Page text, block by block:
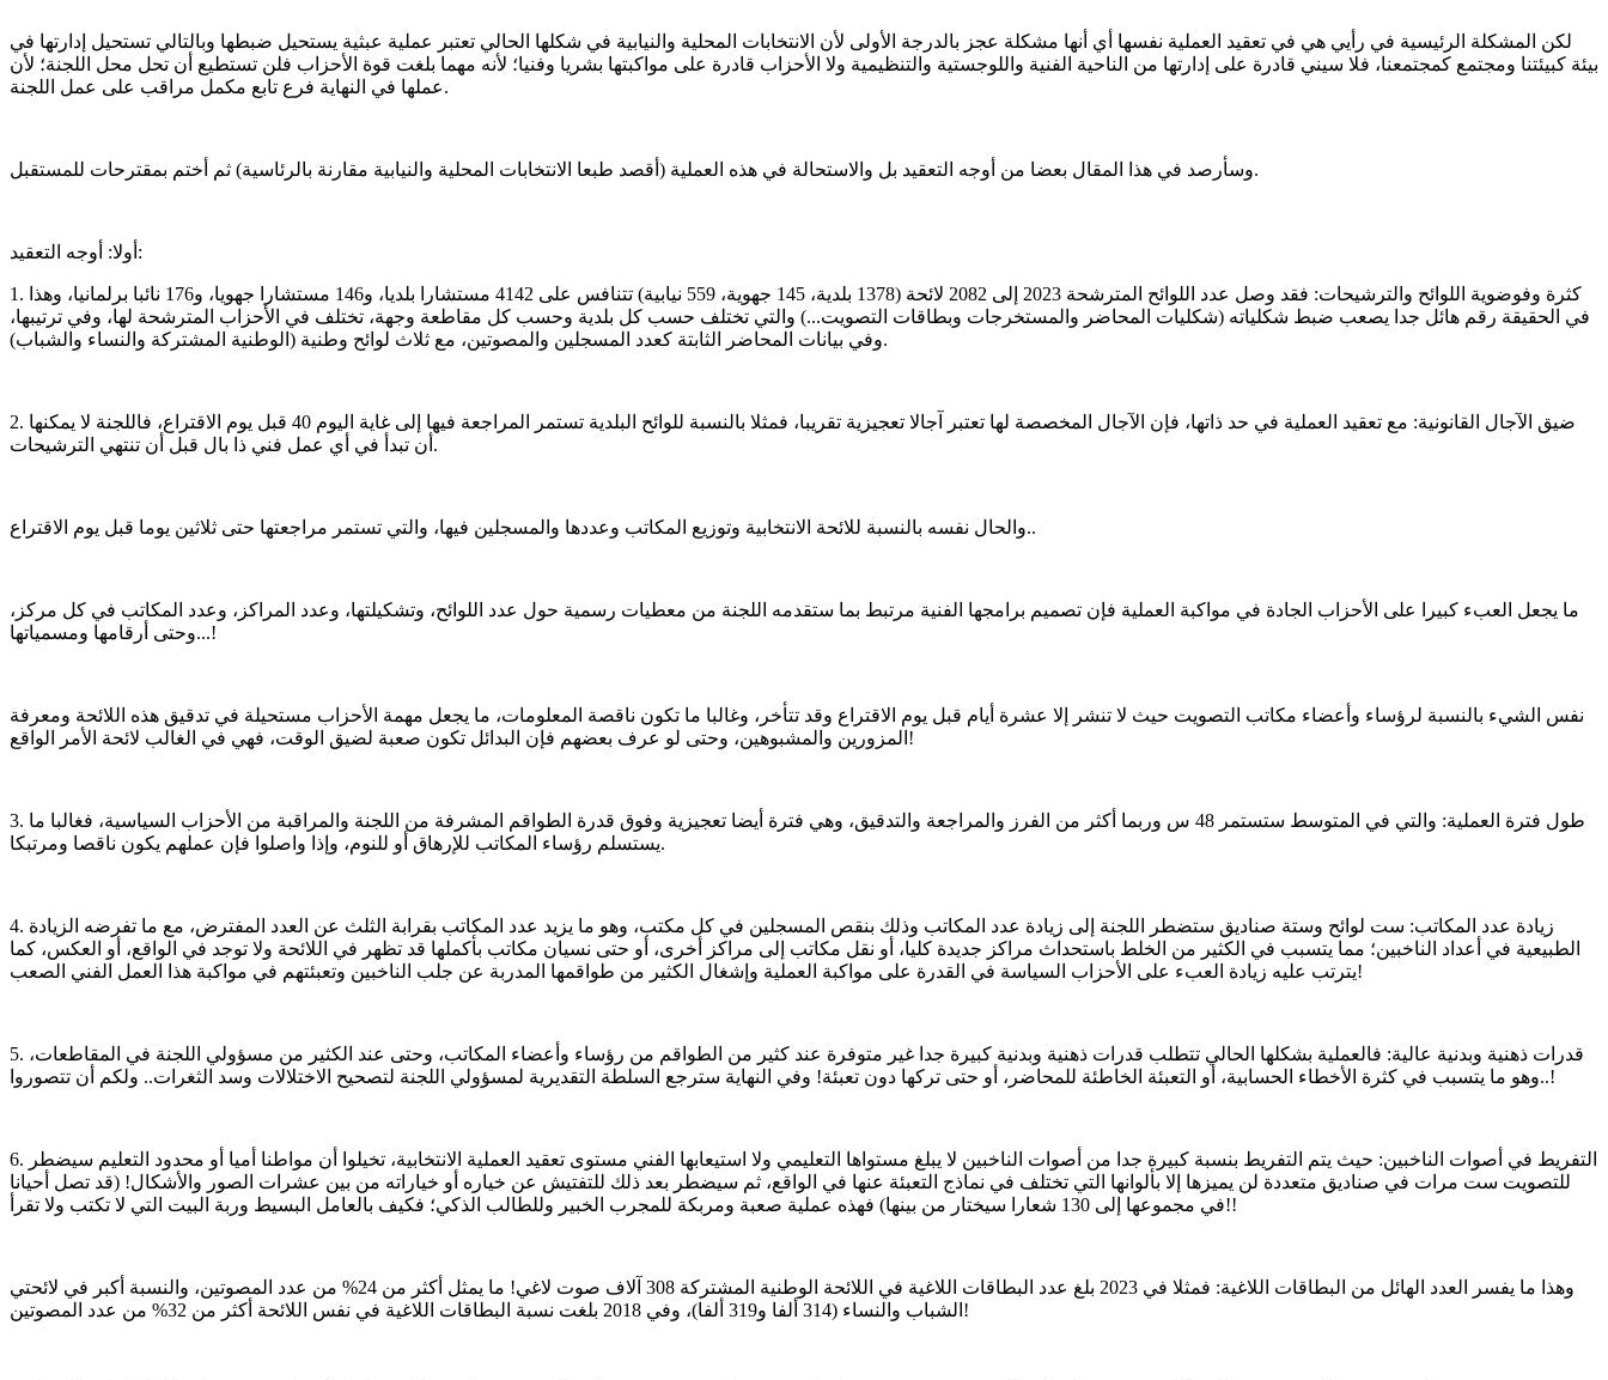
لكن المشكلة الرئيسية في رأيي هي في تعقيد العملية نفسها أي أنها مشكلة عجز بالدرجة الأولى لأن الانتخابات المحلية والنيابية في شكلها الحالي تعتبر عملية عبثية يستحيل ضبطها وبالتالي تستحيل إدارتها في
بيئة كبيئتنا ومجتمع كمجتمعنا، فلا سيني قادرة على إدارتها من الناحية الفنية واللوجستية والتنظيمية ولا الأحزاب قادرة على مواكبتها بشريا وفنيا؛ لأنه مهما بلغت قوة الأحزاب فلن تستطيع أن تحل محل اللجنة؛ لأن
عملها في النهاية فرع تابع مكمل مراقب على عمل اللجنة.
وسأرصد في هذا المقال بعضا من أوجه التعقيد بل والاستحالة في هذه العملية (أقصد طبعا الانتخابات المحلية والنيابية مقارنة بالرئاسية) ثم أختم بمقترحات للمستقبل.
أولا: أوجه التعقيد:
1. كثرة وفوضوية اللوائح والترشيحات: فقد وصل عدد اللوائح المترشحة 2023 إلى 2082 لائحة (1378 بلدية، 145 جهوية، 559 نيابية) تتنافس على 4142 مستشارا بلديا، و146 مستشارا جهويا، و176 نائبا برلمانيا، وهذا
في الحقيقة رقم هائل جدا يصعب ضبط شكلياته (شكليات المحاضر والمستخرجات وبطاقات التصويت...) والتي تختلف حسب كل بلدية وحسب كل مقاطعة وجهة، تختلف في الأحزاب المترشحة لها، وفي ترتيبها،
وفي بيانات المحاضر الثابتة كعدد المسجلين والمصوتين، مع ثلاث لوائح وطنية (الوطنية المشتركة والنساء والشباب).
2. ضيق الآجال القانونية: مع تعقيد العملية في حد ذاتها، فإن الآجال المخصصة لها تعتبر آجالا تعجيزية تقريبا، فمثلا بالنسبة للوائح البلدية تستمر المراجعة فيها إلى غاية اليوم 40 قبل يوم الاقتراع، فاللجنة لا يمكنها
أن تبدأ في أي عمل فني ذا بال قبل أن تنتهي الترشيحات.
والحال نفسه بالنسبة للائحة الانتخابية وتوزيع المكاتب وعددها والمسجلين فيها، والتي تستمر مراجعتها حتى ثلاثين يوما قبل يوم الاقتراع..
ما يجعل العبء كبيرا على الأحزاب الجادة في مواكبة العملية فإن تصميم برامجها الفنية مرتبط بما ستقدمه اللجنة من معطيات رسمية حول عدد اللوائح، وتشكيلتها، وعدد المراكز، وعدد المكاتب في كل مركز،
وحتى أرقامها ومسمياتها...!
نفس الشيء بالنسبة لرؤساء وأعضاء مكاتب التصويت حيث لا تنشر إلا عشرة أيام قبل يوم الاقتراع وقد تتأخر، وغالبا ما تكون ناقصة المعلومات، ما يجعل مهمة الأحزاب مستحيلة في تدقيق هذه اللائحة ومعرفة
المزورين والمشبوهين، وحتى لو عرف بعضهم فإن البدائل تكون صعبة لضيق الوقت، فهي في الغالب لائحة الأمر الواقع!
3. طول فترة العملية: والتي في المتوسط ستستمر 48 س وربما أكثر من الفرز والمراجعة والتدقيق، وهي فترة أيضا تعجيزية وفوق قدرة الطواقم المشرفة من اللجنة والمراقبة من الأحزاب السياسية، فغالبا ما
يستسلم رؤساء المكاتب للإرهاق أو للنوم، وإذا واصلوا فإن عملهم يكون ناقصا ومرتبكا.
4. زيادة عدد المكاتب: ست لوائح وستة صناديق ستضطر اللجنة إلى زيادة عدد المكاتب وذلك بنقص المسجلين في كل مكتب، وهو ما يزيد عدد المكاتب بقرابة الثلث عن العدد المفترض، مع ما تفرضه الزيادة
الطبيعية في أعداد الناخبين؛ مما يتسبب في الكثير من الخلط باستحداث مراكز جديدة كليا، أو نقل مكاتب إلى مراكز أخرى، أو حتى نسيان مكاتب بأكملها قد تظهر في اللائحة ولا توجد في الواقع، أو العكس، كما
يترتب عليه زيادة العبء على الأحزاب السياسة في القدرة على مواكبة العملية وإشغال الكثير من طواقمها المدربة عن جلب الناخبين وتعبئتهم في مواكبة هذا العمل الفني الصعب!
5. قدرات ذهنية وبدنية عالية: فالعملية بشكلها الحالي تتطلب قدرات ذهنية وبدنية كبيرة جدا غير متوفرة عند كثير من الطواقم من رؤساء وأعضاء المكاتب، وحتى عند الكثير من مسؤولي اللجنة في المقاطعات،
وهو ما يتسبب في كثرة الأخطاء الحسابية، أو التعبئة الخاطئة للمحاضر، أو حتى تركها دون تعبئة! وفي النهاية سترجع السلطة التقديرية لمسؤولي اللجنة لتصحيح الاختلالات وسد الثغرات.. ولكم أن تتصوروا..!
6. التفريط في أصوات الناخبين: حيث يتم التفريط بنسبة كبيرة جدا من أصوات الناخبين لا يبلغ مستواها التعليمي ولا استيعابها الفني مستوى تعقيد العملية الانتخابية، تخيلوا أن مواطنا أميا أو محدود التعليم سيضطر
للتصويت ست مرات في صناديق متعددة لن يميزها إلا بألوانها التي تختلف في نماذج التعبئة عنها في الواقع، ثم سيضطر بعد ذلك للتفتيش عن خياره أو خياراته من بين عشرات الصور والأشكال! (قد تصل أحيانا
في مجموعها إلى 130 شعارا سيختار من بينها) فهذه عملية صعبة ومربكة للمجرب الخبير وللطالب الذكي؛ فكيف بالعامل البسيط وربة البيت التي لا تكتب ولا تقرأ!!
وهذا ما يفسر العدد الهائل من البطاقات اللاغية: فمثلا في 2023 بلغ عدد البطاقات اللاغية في اللائحة الوطنية المشتركة 308 آلاف صوت لاغي! ما يمثل أكثر من 24% من عدد المصوتين، والنسبة أكبر في لائحتي
الشباب والنساء (314 ألفا و319 ألفا)، وفي 2018 بلغت نسبة البطاقات اللاغية في نفس اللائحة أكثر من 32% من عدد المصوتين!